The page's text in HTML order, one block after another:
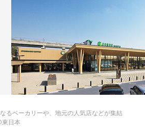
るベーカリーや、地元の人気店などが集結
東日本